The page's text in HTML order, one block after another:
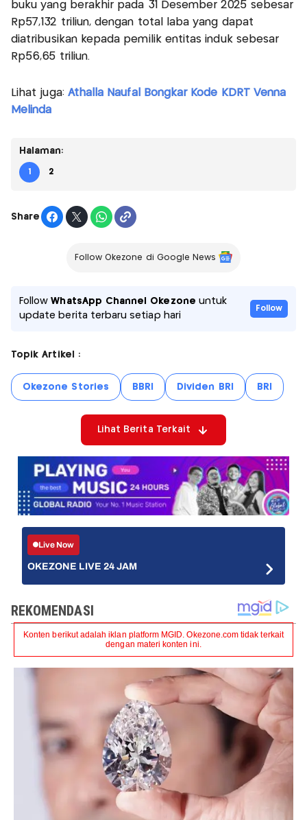
buku yang berakhir pada 31 Desember 2025 sebesar
Rp57,132 triliun, dengan total laba yang dapat
diatribusikan kepada pemilik entitas induk sebesar
Rp56,65 triliun.
Lihat juga: Athalla Naufal Bongkar Kode KDRT Venna
Melinda
Halaman:
1 2
Share
Follow Okezone di Google News
FollowWhatsApp Channel Okezone untuk
update berita terbaru setiap hari
Follow
Topik Artikel :
Okezone Stories BBRI Dividen BRI BRI
Lihat Berita Terkait
Live Now
OKEZONE LIVE 24 JAM